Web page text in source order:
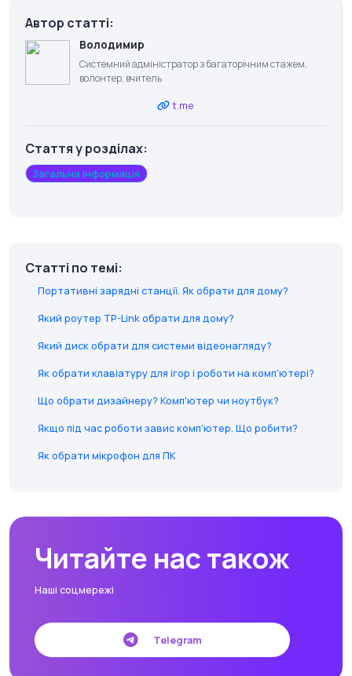
Автор статті:
Володимир
Системний адміністратор з багаторічним стажем,
волонтер, вчитель
t.me
Стаття у розділах:
Загальна інформація
Статті по темі:
Портативні зарядні станції. Як обрати для дому?
Який роутер TP-Link обрати для дому?
Який диск обрати для системи відеонагляду?
Як обрати клавіатуру для ігор і роботи на комп'ютері?
Що обрати дизайнеру? Комп'ютер чи ноутбук?
Якщо під час роботи завис комп'ютер. Що робити?
Як обрати мікрофон для ПК
Читайте нас також
Наші соцмережі
Telegram